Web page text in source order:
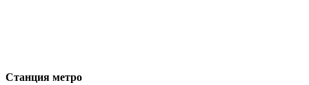
Станция метро